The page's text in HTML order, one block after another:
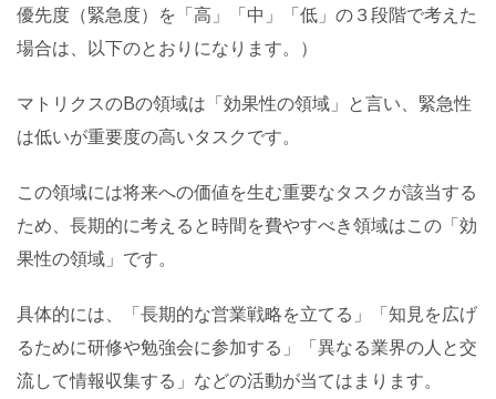
優先度（緊急度）を「高」「中」「低」の３段階で考えた
場合は、以下のとおりになります。）
マトリクスのBの領域は「効果性の領域」と言い、緊急性
は低いが重要度の高いタスクです。
この領域には将来への価値を生む重要なタスクが該当する
ため、長期的に考えると時間を費やすべき領域はこの「効
果性の領域」です。
具体的には、「長期的な営業戦略を立てる」「知見を広げ
るために研修や勉強会に参加する」「異なる業界の人と交
流して情報収集する」などの活動が当てはまります。